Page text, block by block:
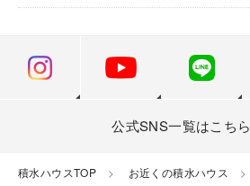
公式SNS一覧はこちら
積水ハウスTOP お近くの積水ハウス